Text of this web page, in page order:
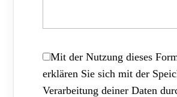
Mit der Nutzung dieses
erklären Sie sich mit der
Verarbeitung deiner Daten